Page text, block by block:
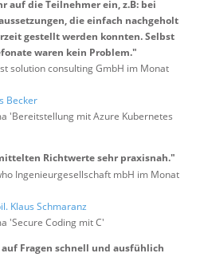
auf die Teilnehmer ein, z.B: bei
die einfach nachgeholt
gestellt werden konnten. Selbst
waren kein Problem."
solution consulting GmbH im Monat
Becker
'Bereitstellung mit Azure Kubernetes
Richtwerte sehr praxisnah."
Ingenieurgesellschaft mbH im Monat
Klaus Schmaranz
'Secure Coding mit C'
Fragen schnell und ausfühlich